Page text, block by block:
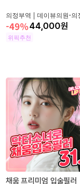
의정부역 | 데이뷰의원-의
-49%44,000원
위픽추천
채움 프리미엄 입술필러